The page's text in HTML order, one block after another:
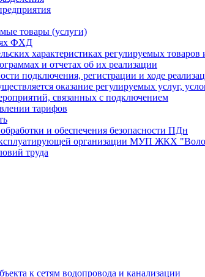
товары (услуги)
ФХД
характеристиках регулируемых товаров
и отчетах об их реализации
подключения, регистрации и ходе
оказание регулируемых услуг,
связанных с подключением
тарифов
и обеспечения безопасности ПДн
организации МУП ЖКХ
труда
к сетям водопровода и канализации